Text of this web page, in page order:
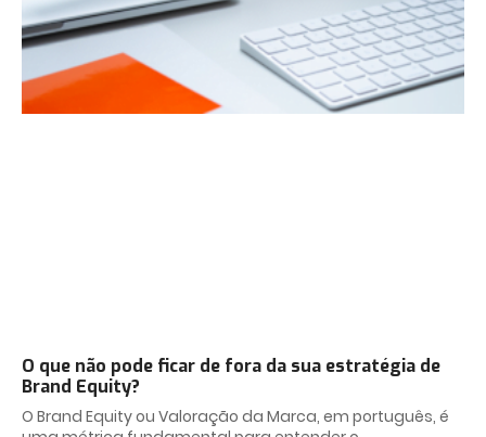
O que não pode ficar de fora da sua estratégia de
Brand Equity?
O Brand Equity ou Valoração da Marca, em português, é